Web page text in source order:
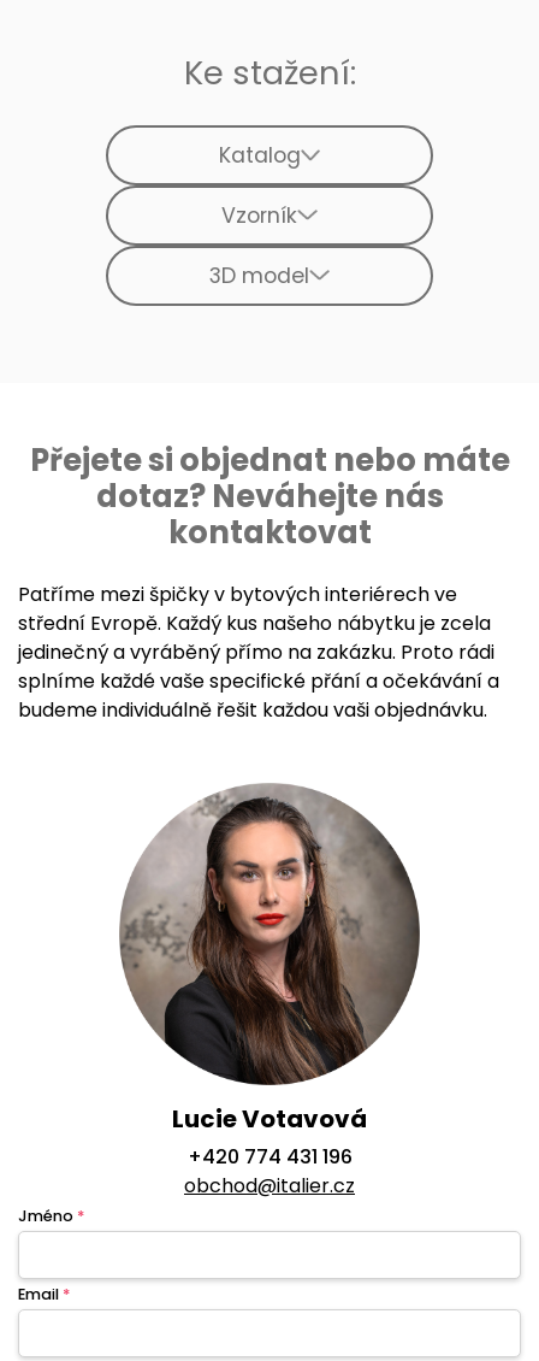
Ke stažení:
Katalog
Vzorník
3D model
Přejete si objednat nebo máte
dotaz? Neváhejte nás
kontaktovat
Patříme mezi špičky v bytových interiérech ve
střední Evropě. Každý kus našeho nábytku je zcela
jedinečný a vyráběný přímo na zakázku. Proto rádi
splníme každé vaše specifické přání a očekávání a
budeme individuálně řešit každou vaši objednávku.
Lucie Votavová
+420 774 431 196
obchod@italier.cz
Jméno *
Email *